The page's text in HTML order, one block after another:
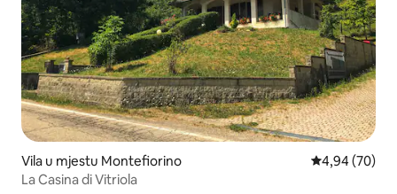
Vila u mjestu Montefiorino prosječna
4,94 (70)
La Casina di Vitriola